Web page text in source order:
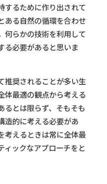
するために作り出されて
ある自然の循環を合わせ
何らかの技術を利用して
る必要があると思いま
推奨されることが多い生
体最適の観点から考える
るとは限らず、そもそも
造的に考える必要があ
考えるときは常に全体最
ィックなアプローチをと